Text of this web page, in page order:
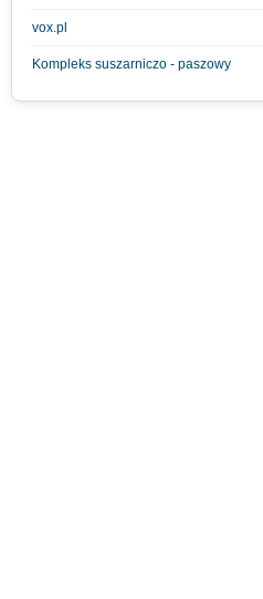
vox.pl
Kompleks suszarniczo - paszowy